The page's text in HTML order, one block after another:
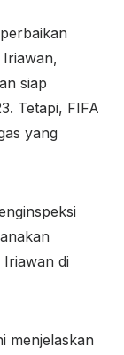
siap
Tetapi, FIFA
yang
Iriawan di
menjelaskan